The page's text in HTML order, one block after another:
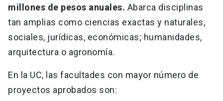
millones de pesos anuales. Abarca disciplinas
tan amplias como ciencias exactas y naturales,
sociales, jurídicas, económicas; humanidades,
arquitectura o agronomía.
En la UC, las facultades con mayor número de
proyectos aprobados son: